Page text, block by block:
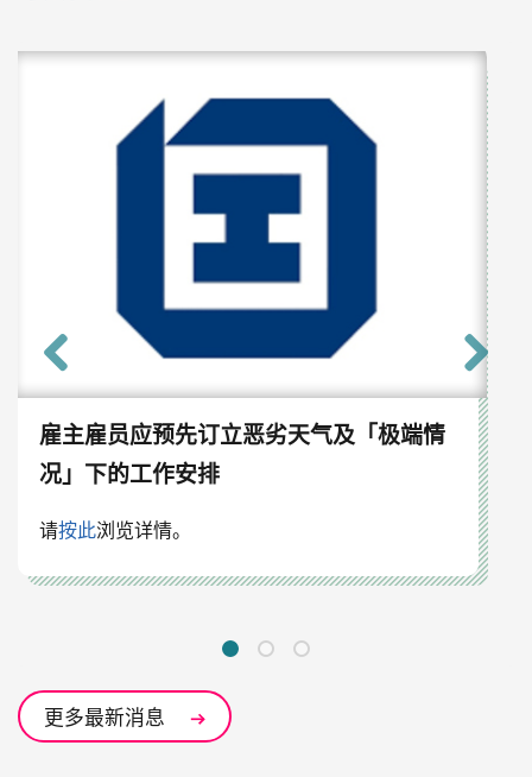
雇主雇员应预先订立恶劣天气及「极端情
况」下的工作安排
请按此浏览详情。
更多最新消息